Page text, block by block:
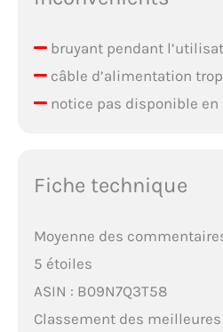
bruyant pendant
câble d’alimentation
notice pas disponible en
Fiche technique
Moyenne des
5 étoiles
ASIN : B09N7Q3T58
Classement des meilleures